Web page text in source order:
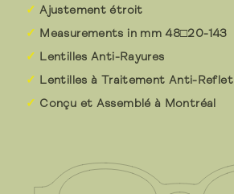
Ajustement étroit
Measurements in mm 48□20-143
Lentilles Anti-Rayures
Lentilles à Traitement Anti-Reflet
Conçu et Assemblé à Montréal